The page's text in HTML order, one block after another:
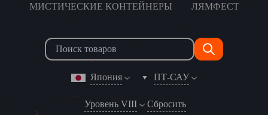
МИСТИЧЕСКИЕ КОНТЕЙНЕРЫ ЛЯМФЕСТ
Япония ПТ-САУ
Уровень VIII Сбросить